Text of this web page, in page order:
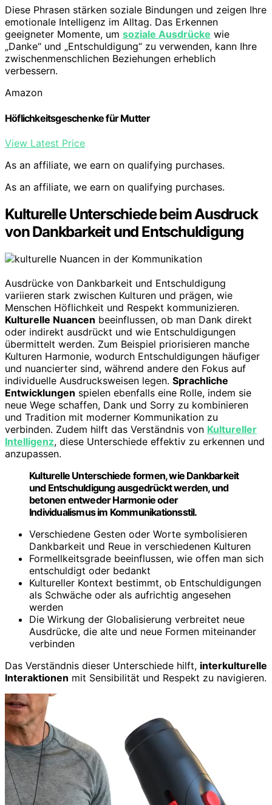
Diese Phrasen stärken soziale Bindungen und zeigen Ihre
emotionale Intelligenz im Alltag. Das Erkennen
geeigneter Momente, um soziale Ausdrücke wie
„Danke“ und „Entschuldigung“ zu verwenden, kann Ihre
zwischenmenschlichen Beziehungen erheblich
verbessern.
Amazon
Höflichkeitsgeschenke für Mutter
View Latest Price
As an affiliate, we earn on qualifying purchases.
As an affiliate, we earn on qualifying purchases.
Kulturelle Unterschiede beim Ausdruck
von Dankbarkeit und Entschuldigung
Ausdrücke von Dankbarkeit und Entschuldigung
variieren stark zwischen Kulturen und prägen, wie
Menschen Höflichkeit und Respekt kommunizieren.
Kulturelle Nuancen beeinflussen, ob man Dank direkt
oder indirekt ausdrückt und wie Entschuldigungen
übermittelt werden. Zum Beispiel priorisieren manche
Kulturen Harmonie, wodurch Entschuldigungen häufiger
und nuancierter sind, während andere den Fokus auf
individuelle Ausdrucksweisen legen. Sprachliche
Entwicklungen spielen ebenfalls eine Rolle, indem sie
neue Wege schaffen, Dank und Sorry zu kombinieren
und Tradition mit moderner Kommunikation zu
verbinden. Zudem hilft das Verständnis von Kultureller
Intelligenz, diese Unterschiede effektiv zu erkennen und
anzupassen.
Kulturelle Unterschiede formen, wie Dankbarkeit
und Entschuldigung ausgedrückt werden, und
betonen entweder Harmonie oder
Individualismus im Kommunikationsstil.
Verschiedene Gesten oder Worte symbolisieren
Dankbarkeit und Reue in verschiedenen Kulturen
Formellkeitsgrade beeinflussen, wie offen man sich
entschuldigt oder bedankt
Kultureller Kontext bestimmt, ob Entschuldigungen
als Schwäche oder als aufrichtig angesehen
werden
Die Wirkung der Globalisierung verbreitet neue
Ausdrücke, die alte und neue Formen miteinander
verbinden
Das Verständnis dieser Unterschiede hilft, interkulturelle
Interaktionen mit Sensibilität und Respekt zu navigieren.